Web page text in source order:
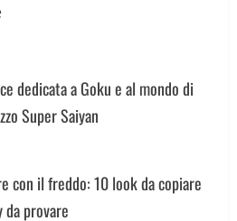
dedicata a Goku e al mondo di
Super Saiyan
con il freddo: 10 look da copiare
provare